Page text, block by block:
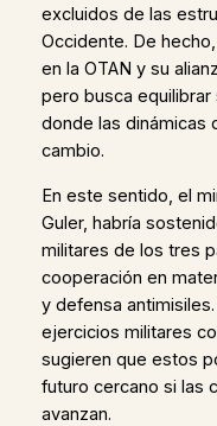
excluidos de las
Occidente. De
en la OTAN y su
pero busca equilibrar
donde las dinámicas
cambio.
En este sentido, el
Guler, habría
militares de los tres
cooperación en
y defensa
ejercicios militares
sugieren que estos
futuro cercano si las
avanzan.